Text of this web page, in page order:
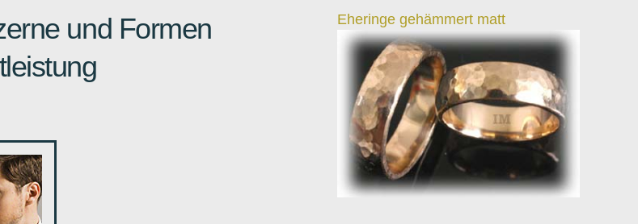
und Formen
Eheringe gehämmert matt